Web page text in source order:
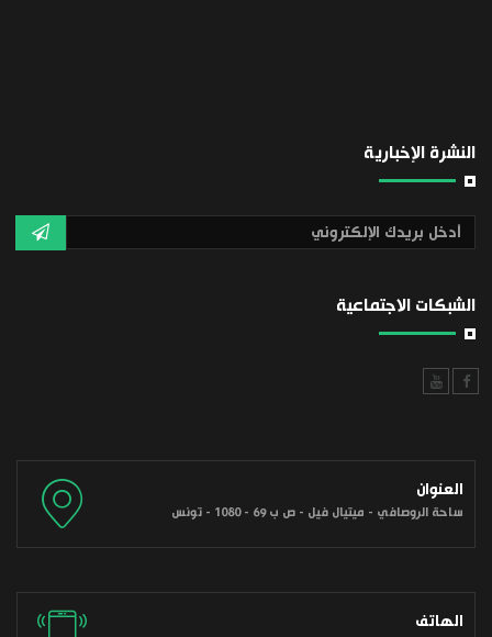
النشرة الإخبارية
الشبكات الاجتماعية
العنوان
ساحة الروصافي - ميتيال فيل - ص ب 69 - 1080 - تونس
الهاتف